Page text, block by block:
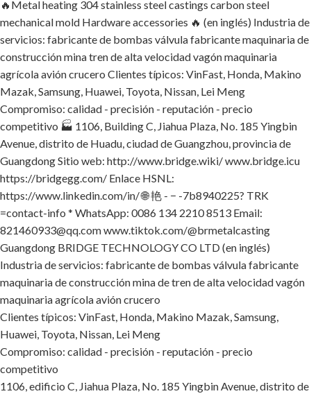
🔥Metal heating 304 stainless steel castings carbon steel
mechanical mold Hardware accessories 🔥 (en inglés) Industria de
servicios: fabricante de bombas válvula fabricante maquinaria de
construcción mina tren de alta velocidad vagón maquinaria
agrícola avión crucero Clientes típicos: VinFast, Honda, Makino
Mazak, Samsung, Huawei, Toyota, Nissan, Lei Meng
Compromiso: calidad - precisión - reputación - precio
competitivo 🏭 1106, Building C, Jiahua Plaza, No. 185 Yingbin
Avenue, distrito de Huadu, ciudad de Guangzhou, provincia de
Guangdong Sitio web: http://www.bridge.wiki/ www.bridge.icu
https://bridgegg.com/ Enlace HSNL:
https://www.linkedin.com/in/ 🌐 艳 - − -7b8940225? TRK
=contact-info * WhatsApp: 0086 134 2210 8513 Email:
821460933@qq.com www.tiktok.com/@brmetalcasting
Guangdong BRIDGE TECHNOLOGY CO LTD (en inglés)
Industria de servicios: fabricante de bombas válvula fabricante
maquinaria de construcción mina de tren de alta velocidad vagón
maquinaria agrícola avión crucero
Clientes típicos: VinFast, Honda, Makino Mazak, Samsung,
Huawei, Toyota, Nissan, Lei Meng
Compromiso: calidad - precisión - reputación - precio
competitivo
1106, edificio C, Jiahua Plaza, No. 185 Yingbin Avenue, distrito de